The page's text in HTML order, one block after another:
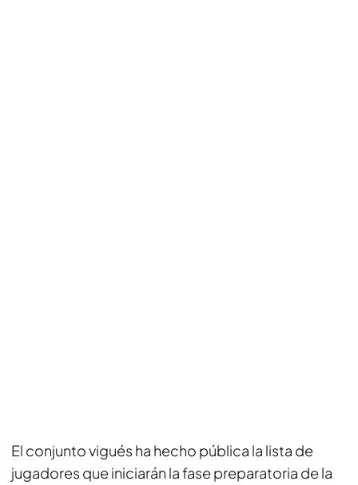
El conjunto vigués ha hecho pública la lista de
jugadores que iniciarán la fase preparatoria de la